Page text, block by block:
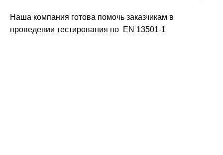
Наша компания готова помочь заказчикам в
проведении тестирования по EN 13501-1